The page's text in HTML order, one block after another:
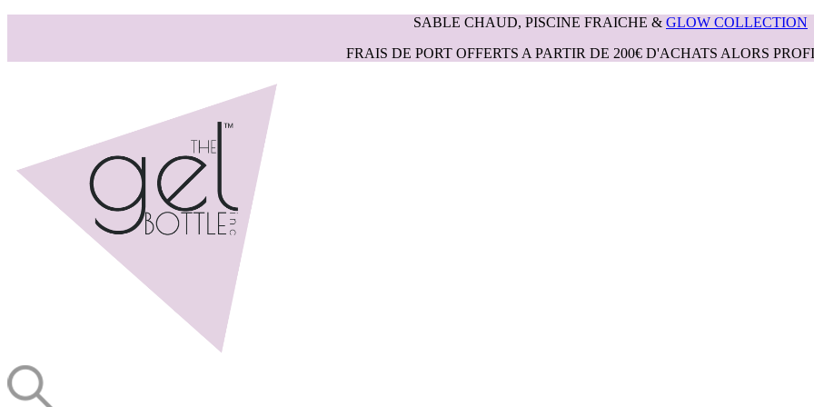
SABLE CHAUD, PISCINE FRAICHE & GLOW COLLECTION
FRAIS DE PORT OFFERTS A PARTIR DE 200€ D'ACHATS ALORS